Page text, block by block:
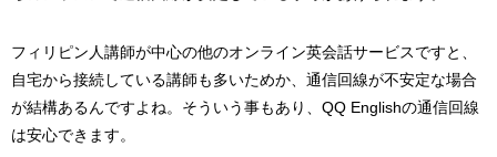
フィリピン人講師が中心の他のオンライン英会話サービスですと、
自宅から接続している講師も多いためか、通信回線が不安定な場合
が結構あるんですよね。そういう事もあり、QQ Englishの通信回線
は安心できます。